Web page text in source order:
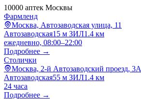
10000 аптек Москвы
Фармленд
Москва, Автозаводская улица, 11
Автозаводская15 м ЗИЛ1.4 км
ежедневно, 08:00–22:00
Подробнее →
Столички
Москва, 2-й Автозаводский проезд, 3А
Автозаводская55 м ЗИЛ1.4 км
24 часа
Подробнее →